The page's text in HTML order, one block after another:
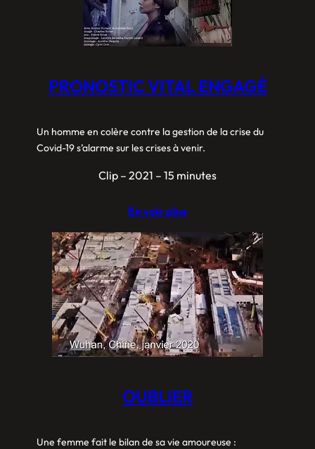
PRONOSTIC VITAL ENGAGÉ
Un homme en colère contre la gestion de la crise du
Covid-19 s’alarme sur les crises à venir.
Clip – 2021 – 15 minutes
En voir plus
OUBLIER
Une femme fait le bilan de sa vie amoureuse :